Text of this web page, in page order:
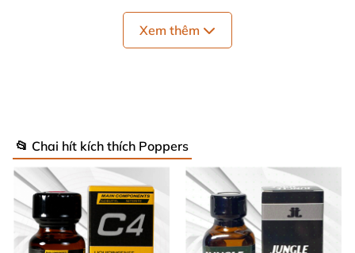
Xem thêm
📂 Chai hít kích thích Poppers